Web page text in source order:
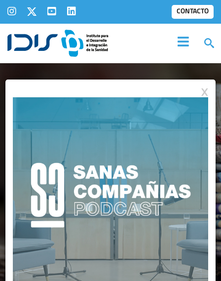
CONTACTO
IDIS EN LOSMEDIOS
X